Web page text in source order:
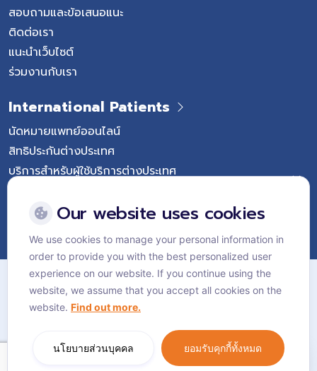
สอบถามและข้อเสนอแนะ
ติดต่อเรา
แนะนำเว็บไซต์
ร่วมงานกับเรา
International Patients
นัดหมายแพทย์ออนไลน์
สิทธิประกันต่างประเทศ
บริการสำหรับผู้ใช้บริการต่างประเทศ
Follow Vejthani International Hospital
แผนผังเว็บไซต์
นโยบายส่วนบุคคล
Language:
Our website uses cookies
We use cookies to manage your personal information in
order to provide you with the best personalized user
experience on our website. If you continue using the
website, we assume that you accept all cookies on the
website. Find out more.
ยอมรับคุกกี้ทั้งหมด
นโยบายส่วนบุคคล